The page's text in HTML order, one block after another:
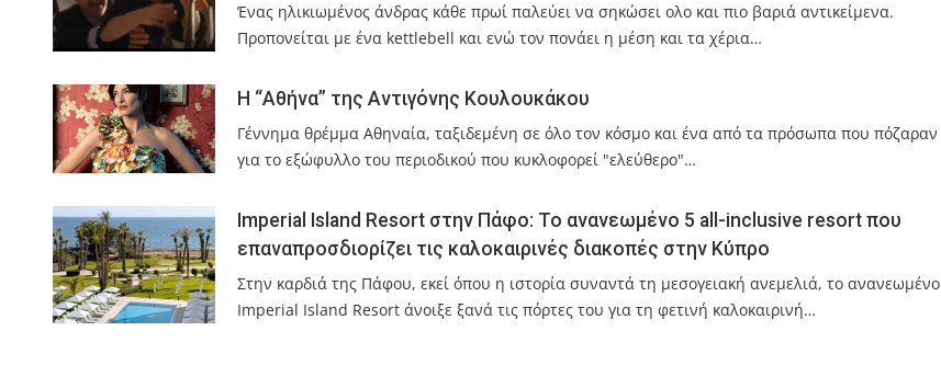
Ένας ηλικιωμένος άνδρας κάθε πρωί παλεύει να σηκώσει ολο και πιο βαριά αντικείμενα.
Προπονείται με ένα kettlebell και ενώ τον πονάει η μέση και τα χέρια…
Η “Αθήνα” της Αντιγόνης Κουλουκάκου
Γέννημα θρέμμα Αθηναία, ταξιδεμένη σε όλο τον κόσμο και ένα από τα πρόσωπα που πόζαραν
για το εξώφυλλο του περιοδικού που κυκλοφορεί "ελεύθερο"…
Imperial Island Resort στην Πάφο: Το ανανεωμένο 5 all-inclusive resort που
επαναπροσδιορίζει τις καλοκαιρινές διακοπές στην Κύπρο
Στην καρδιά της Πάφου, εκεί όπου η ιστορία συναντά τη μεσογειακή ανεμελιά, το ανανεωμένο
Imperial Island Resort άνοιξε ξανά τις πόρτες του για τη φετινή καλοκαιρινή…